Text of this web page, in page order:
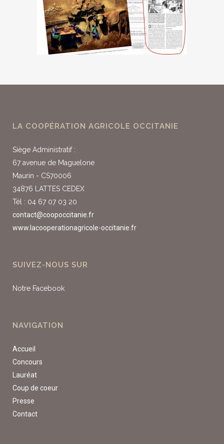
LA COOPÉRATION AGRICOLE OCCITANIE
Siège Administratif :
67 avenue de Maguelone
Maurin - CS70006
34876 LATTES CEDEX
Tél : 04 67 07 03 20
contact@coopoccitanie.fr
www.lacooperationagricole-occitanie.fr
SUIVEZ-NOUS SUR
Notre Facebook
NAVIGATION
Accueil
Concours
Lauréat
Coup de coeur
Presse
Contact